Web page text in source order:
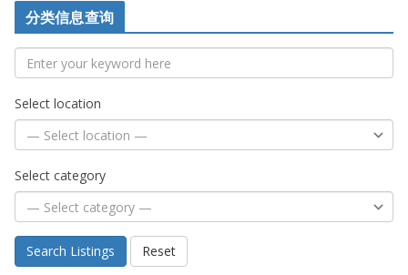
分类信息查询
Select location
Select category
Search Listings Reset